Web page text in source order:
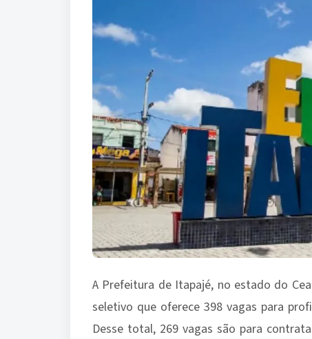
A Prefeitura de Itapajé, no estado do
seletivo que oferece 398 vagas para
Desse total, 269 vagas são para